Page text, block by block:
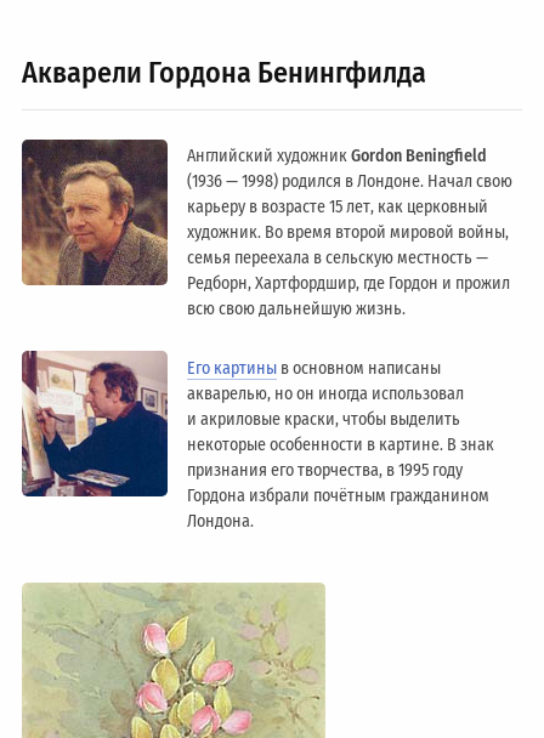
Акварели Гордона Бенингфилда
Английский художникGordon Beningfield
(1936 — 1998) родился в Лондоне. Начал свою
карьеру в возрасте 15 лет, как церковный
художник. Во время второй мировой войны,
семья переехала в сельскую местность —
Редборн, Хартфордшир, где Гордон и прожил
всю свою дальнейшую жизнь.
Его картины в основном написаны
акварелью, но он иногда использовал
и акриловые краски, чтобы выделить
некоторые особенности в картине. В знак
признания его творчества, в 1995 году
Гордона избрали почётным гражданином
Лондонa.